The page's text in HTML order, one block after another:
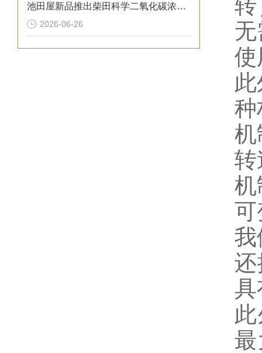
池田屋新品推出柴田科学二氧化碳浓度增加测试装置 CD-02S 参数介绍
2026-06-26
使
种
机
转
机
可
我
还